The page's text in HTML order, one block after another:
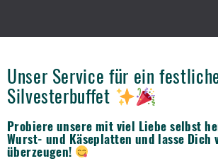
Unser Service für ein
Silvesterbuffet
Probiere unsere mit viel Liebe selbst
Wurst- und Käseplatten und lasse Dich
überzeugen!